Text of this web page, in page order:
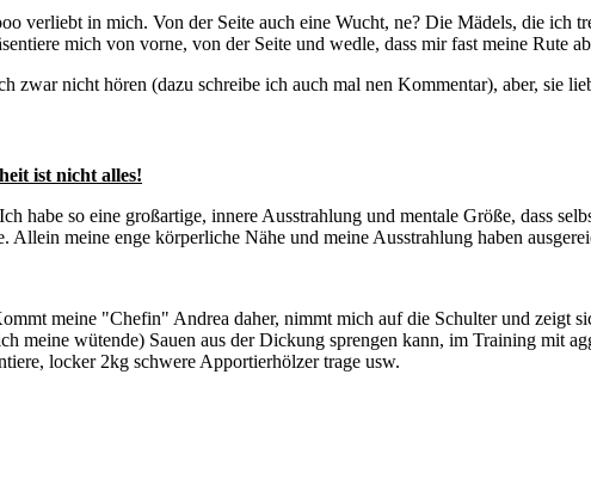
verliebt in mich. Von der Seite auch eine Wucht, ne? Die Mädels, die ich
mich von vorne, von der Seite und wedle, dass mir fast meine Rute
zwar nicht hören (dazu schreibe ich auch mal nen Kommentar), aber, sie
ist nicht alles!
habe so eine großartige, innere Ausstrahlung und mentale Größe, dass
Allein meine enge körperliche Nähe und meine Ausstrahlung haben
meine "Chefin" Andrea daher, nimmt mich auf die Schulter und zeigt
meine wütende) Sauen aus der Dickung sprengen kann, im Training mit
locker 2kg schwere Apportierhölzer trage usw.